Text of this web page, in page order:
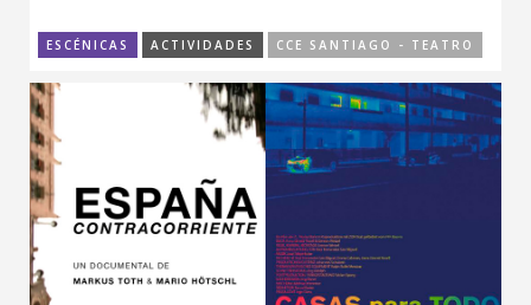
ESCÉNICAS ACTIVIDADES CCE SANTIAGO - TEATRO